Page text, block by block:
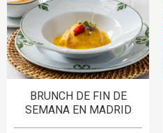
BRUNCH DE FIN DE
SEMANA EN MADRID